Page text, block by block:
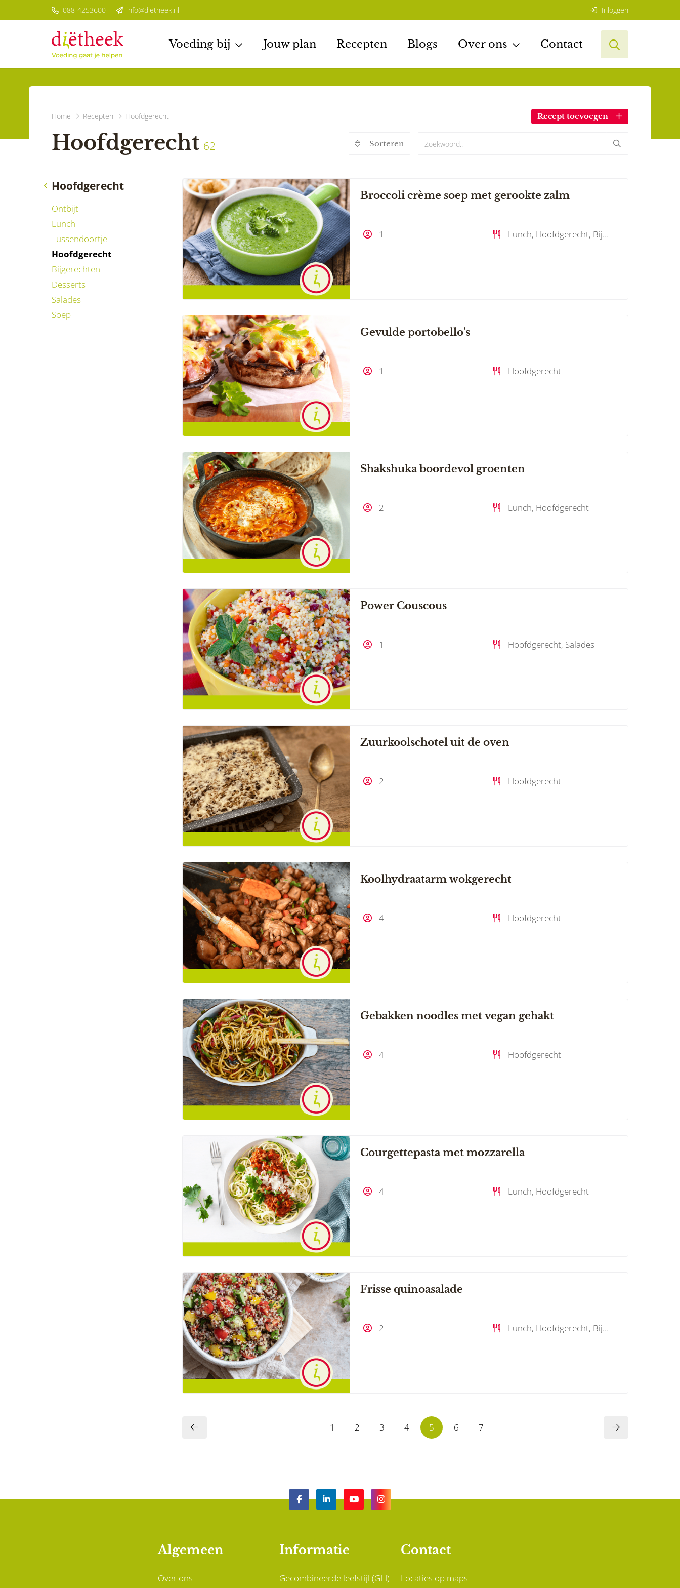
Home Recepten Hoofdgerecht
Hoofdgerecht 62 Sorteren
Recept toevoegen
Hoofdgerecht
Ontbijt
Lunch
Tussendoortje
Hoofdgerecht
Bijgerechten
Desserts
Salades
Soep
Broccoli crème soep met gerookte zalm
1 Lunch, Hoofdgerecht, Bijgerecht, Soep
Gevulde portobello's
1 Hoofdgerecht
Shakshuka boordevol groenten
2 Lunch, Hoofdgerecht
Power Couscous
1 Hoofdgerecht, Salades
Zuurkoolschotel uit de oven
2 Hoofdgerecht
Koolhydraatarm wokgerecht
4 Hoofdgerecht
Gebakken noodles met vegan gehakt
4 Hoofdgerecht
Courgettepasta met mozzarella
4 Lunch, Hoofdgerecht
Frisse quinoasalade
2 Lunch, Hoofdgerecht, Bijgerecht, Salades
1 2 3 4 5 6 7
088-4253600 info@dietheek.nl Inloggen
Voeding bij Jouw plan Recepten Blogs Over ons Contact
Algemeen
Over ons
Informatie
Gecombineerde leefstijl (GLI)
Contact
Locaties op maps